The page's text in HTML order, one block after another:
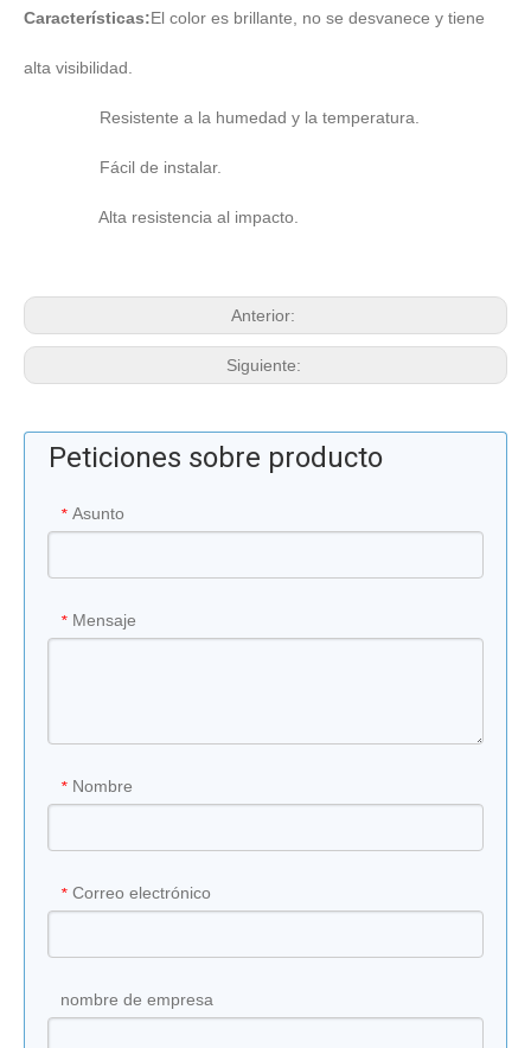
Características:El color es brillante, no se desvanece y tiene
alta visibilidad.
Resistente a la humedad y la temperatura.
Fácil de instalar.
Alta resistencia al impacto.
Anterior:
Siguiente:
Peticiones sobre producto
* Asunto
* Mensaje
* Nombre
* Correo electrónico
nombre de empresa